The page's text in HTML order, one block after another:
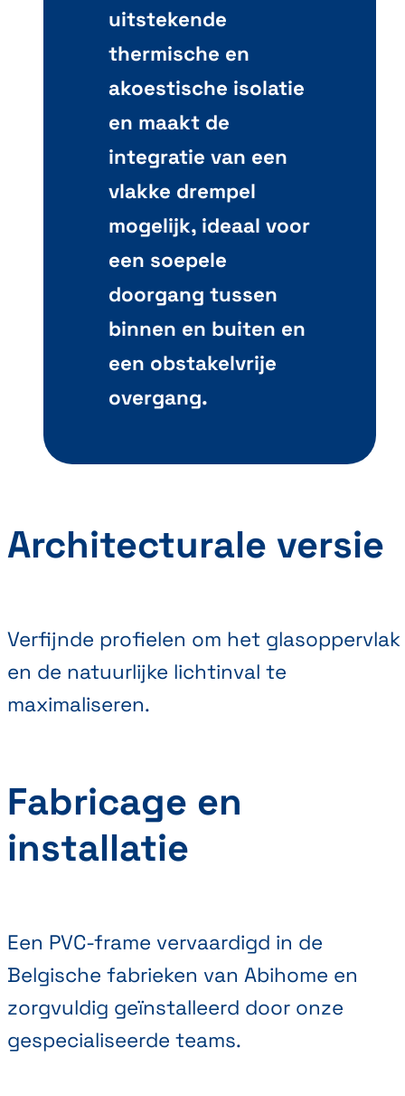
uitstekende
thermische en
akoestische isolatie
en maakt de
integratie van een
vlakke drempel
mogelijk, ideaal voor
een soepele
doorgang tussen
binnen en buiten en
een obstakelvrije
overgang.
Architecturale versie
Verfijnde profielen om het glasoppervlak
en de natuurlijke lichtinval te
maximaliseren.
Fabricage en
installatie
Een PVC-frame vervaardigd in de
Belgische fabrieken van Abihome en
zorgvuldig geïnstalleerd door onze
gespecialiseerde teams.